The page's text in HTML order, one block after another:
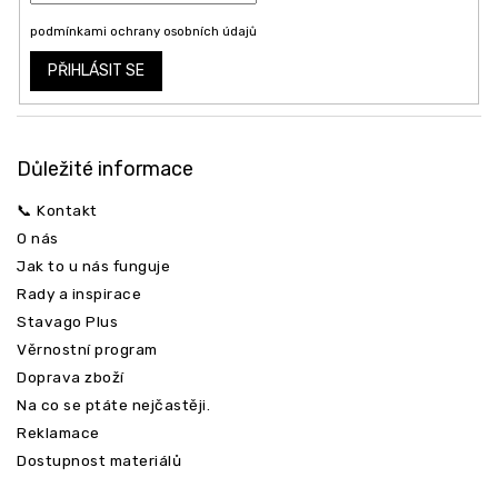
podmínkami ochrany osobních údajů
PŘIHLÁSIT SE
Důležité informace
📞 Kontakt
O nás
Jak to u nás funguje
Rady a inspirace
Stavago Plus
Věrnostní program
Doprava zboží
Na co se ptáte nejčastěji.
Reklamace
Dostupnost materiálů